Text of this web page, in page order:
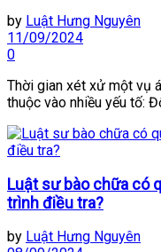
by Luật Hưng Nguyên
11/09/2024
0
Thời gian xét xử một vụ
thuộc vào nhiều yếu tố:
Luật sư bào chữa có
trình điều tra?
by Luật Hưng Nguyên